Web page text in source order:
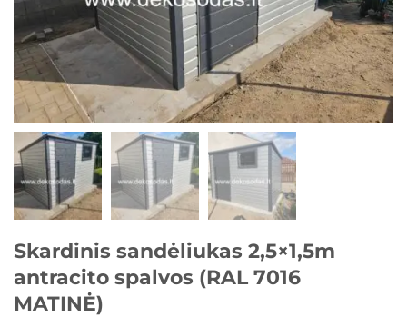
Skardinis sandėliukas 2,5×1,5m
antracito spalvos (RAL 7016
MATINĖ)